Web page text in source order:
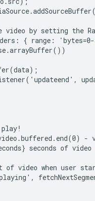
video by setting the
{ range:
-
seconds of
of video when user